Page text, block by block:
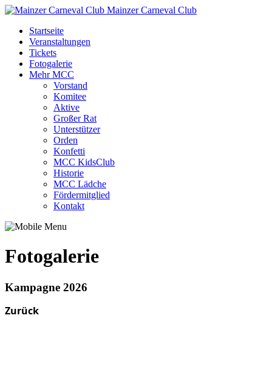
Mainzer Carneval Club
Startseite
Veranstaltungen
Tickets
Fotogalerie
Mehr MCC
Vorstand
Komitee
Aktive
Großer Rat
Unterstützer
Orden
Konfetti
MCC KidsClub
Historie
MCC Lädche
Fördermitglied
Kontakt
Fotogalerie
Kampagne 2026
Zurück